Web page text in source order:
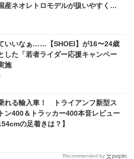
産ネオレトロモデルが扱いやすく上
いいなぁ……【SHOEI】が16〜24歳
した「若者ライダー応援キャンペー
施
れる輸入車！ トライアンフ新型ス
ン400＆トラッカー400本音レビュー
の足着きは？】
Recommended by